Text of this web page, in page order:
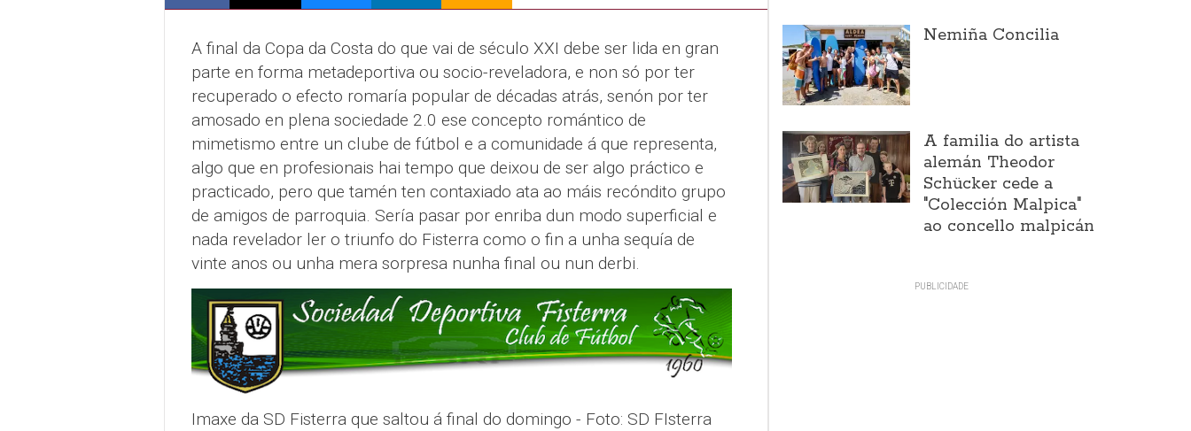
A final da Copa da Costa do que vai de século XXI debe ser lida en gran
parte en forma metadeportiva ou socio-reveladora, e non só por ter
recuperado o efecto romaría popular de décadas atrás, senón por ter
amosado en plena sociedade 2.0 ese concepto romántico de
mimetismo entre un clube de fútbol e a comunidade á que representa,
algo que en profesionais hai tempo que deixou de ser algo práctico e
practicado, pero que tamén ten contaxiado ata ao máis recóndito grupo
de amigos de parroquia. Sería pasar por enriba dun modo superficial e
nada revelador ler o triunfo do Fisterra como o fin a unha sequía de
vinte anos ou unha mera sorpresa nunha final ou nun derbi.
Imaxe da SD Fisterra que saltou á final do domingo - Foto: SD FIsterra
Nemiña Concilia
A familia do artista
alemán Theodor
Schücker cede a
"Colección Malpica"
ao concello malpicán